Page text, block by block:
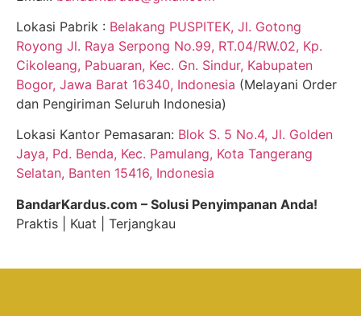
Lokasi Pabrik : Belakang PUSPITEK, Jl. Gotong
Royong Jl. Raya Serpong No.99, RT.04/RW.02, Kp.
Cikoleang, Pabuaran, Kec. Gn. Sindur, Kabupaten
Bogor, Jawa Barat 16340, Indonesia (Melayani Order
dan Pengiriman Seluruh Indonesia)
Lokasi Kantor Pemasaran: Blok S. 5 No.4, Jl. Golden
Jaya, Pd. Benda, Kec. Pamulang, Kota Tangerang
Selatan, Banten 15416, Indonesia
BandarKardus.com – Solusi Penyimpanan Anda!
Praktis | Kuat | Terjangkau